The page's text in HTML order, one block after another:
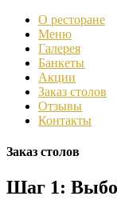
О ресторане
Меню
Галерея
Банкеты
Акции
Заказ столов
Отзывы
Контакты
Заказ столов
Шаг 1: